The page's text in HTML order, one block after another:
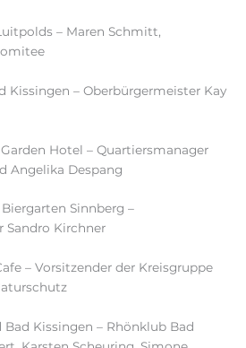
– Maren Schmitt,
Kissingen – Oberbürgermeister Kay
Hotel – Quartiersmanager
Angelika Despang
Sinnberg –
Sandro Kirchner
– Vorsitzender der Kreisgruppe
Bad Kissingen – Rhönklub Bad